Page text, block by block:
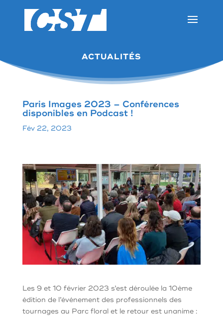
ACTUALITÉS
Paris Images 2023 – Conférences
disponibles en Podcast !
Fév 22, 2023
Les 9 et 10 février 2023 s’est déroulée la 10ème
édition de l’événement des professionnels des
tournages au Parc floral et le retour est unanime :